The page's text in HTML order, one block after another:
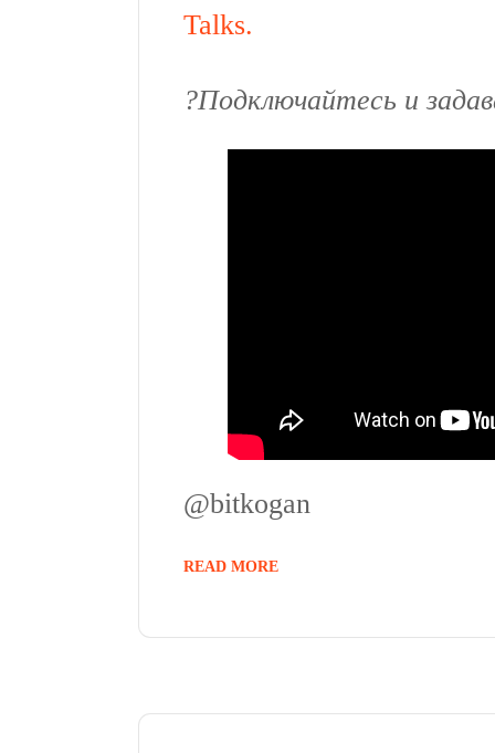
Talks.
?Подключайтесь и
@bitkogan
READ MORE